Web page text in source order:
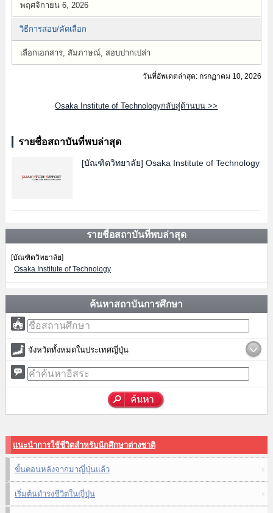
พฤศจิกายน 6, 2026
วิธีการสอบ/คัดเลือก
เลือกเอกสาร, สัมภาษณ์, สอบปากเปล่า
วันที่อัพเดตล่าสุด: กรกฏาคม 10, 2026
Osaka Institute of Technologyกลับสู่ด้านบน >>
รายชื่อสถาบันที่พบล่าสุด
[บัณฑิตวิทยาลัย] Osaka Institute of Technology
รายชื่อสถาบันที่พบล่าสุด
[บัณฑิตวิทยาลัย]
Osaka Institute of Technology
ค้นหาสถาบันการศึกษา
จังหวัดทั้งหมดในประเทศญี่ปุ่น
แนะนำการใช้ชีวิตสำหรับนักศึกษาต่างชาติ
ขั้นตอนหลังจากมาญี่ปุ่นแล้ว
เริ่มต้นดำรงชีวิตในญี่ปุ่น